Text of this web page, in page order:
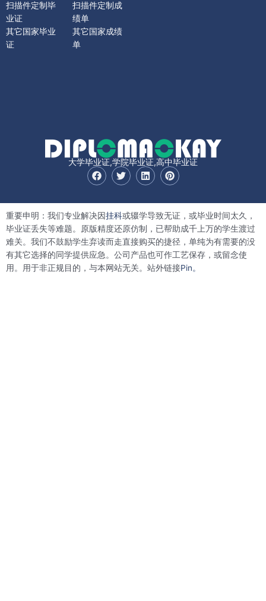
扫描件定制毕
业证
其它国家毕业
证
扫描件定制成
绩单
其它国家成绩
单
大学毕业证,学院毕业证,高中毕业证
F
a
o
o
k
T
w
t
e
r
L
i
d
i
n
P
i
r
e
s
t
重要申明：我们专业解决因挂科或辍学导致无证，或毕业时间太久，
毕业证丢失等难题。原版精度还原仿制，已帮助成千上万的学生渡过
难关。我们不鼓励学生弃读而走直接购买的捷径，单纯为有需要的没
有其它选择的同学提供应急。公司产品也可作工艺保存，或留念使
用。用于非正规目的，与本网站无关。站外链接Pin。